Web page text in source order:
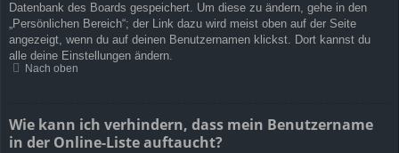
Datenbank des Boards gespeichert. Um diese zu ändern, gehe in den
„Persönlichen Bereich“; der Link dazu wird meist oben auf der Seite
angezeigt, wenn du auf deinen Benutzernamen klickst. Dort kannst du
alle deine Einstellungen ändern.
Nach oben
Wie kann ich verhindern, dass mein Benutzername
in der Online-Liste auftaucht?